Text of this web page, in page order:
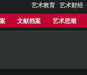
艺术教育 艺术财经
文献档案 艺术思潮